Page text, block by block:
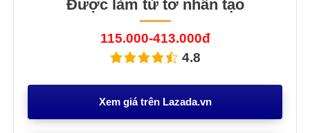
Được làm từ tơ nhân tạo
115.000-413.000đ
4.8
Xem giá trên Lazada.vn